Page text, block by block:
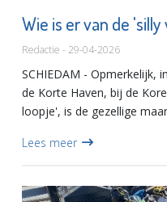
Wie is er van de 'silly
Redactie - 29-04-2026
SCHIEDAM - Opmerkelijk,
de Korte Haven, bij de
loopje', is de gezellige
Lees meer